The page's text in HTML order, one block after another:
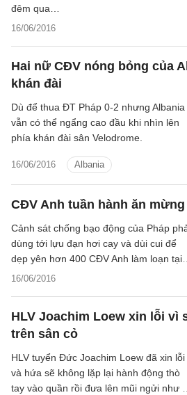
16/06/2016
đêm qua…
Hai nữ CĐV nóng bỏng của
khán đài
16/06/2016 Albania
Dù để thua ĐT Pháp 0-2 nhưng Albania
vẫn có thể ngẩng cao đầu khi nhìn lên
phía khán đài sân Velodrome.
CĐV Anh tuần hành ăn
16/06/2016
Cảnh sát chống bạo động của Pháp
dùng tới lựu đạn hơi cay và dùi cui để
dẹp yên hơn 400 CĐV Anh làm loạn tại
trung tâm thành phố Lille.
HLV Joachim Loew xin lỗi vì
trên sân cỏ
HLV tuyển Đức Joachim Loew đã xin lỗi
và hứa sẽ không lặp lại hành động thò
tay vào quần rồi đưa lên mũi ngửi như